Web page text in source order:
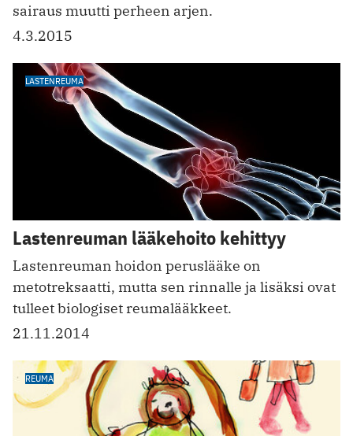
sairaus muutti perheen arjen.
4.3.2015
LASTENREUMA
Lastenreuman lääkehoito kehittyy
Lastenreuman hoidon peruslääke on
metotreksaatti, mutta sen rinnalle ja lisäksi ovat
tulleet biologiset reumalääkkeet.
21.11.2014
REUMA